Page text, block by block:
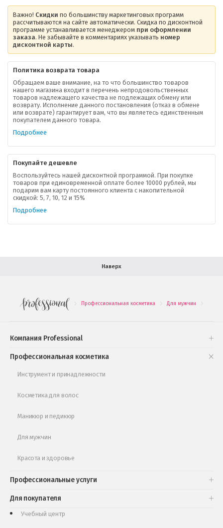
Важно! Скидки по большинству маркетинговых программ
рассчитываются на сайте автоматически. Скидка по дисконтной
программе устанавливается менеджером при оформлении
заказа. Не забывайте в комментариях указывать номер
дисконтной карты.
Политика возврата товара
Обращаем ваше внимание, на то что большинство товаров
нашего магазина входит в перечень непродовольственных
товаров надлежащего качества не подлежащих обмену или
возврату. Исполнение данного постановления (отказ в обмене
или возврате) гарантирует вам, что вы являетесь единственным
покупателем данного товара.
Подробнее
Покупайте дешевле
Воспользуйтесь нашей дисконтной программой. При покупке
товаров при единовременной оплате более 10000 рублей, мы
подарим вам карту постоянного клиента с накопительной
скидкой: 5, 7, 10, 12 и 15%
Подробнее
Наверх
. Профессиональная косметика . Для мужчин .
Компания Professional
О компании
Ваша скидка
Контактная информация
В помощь покупателю
Форма обратной связи
Профессиональная косметика
Инструмент и принадлежности
Косметика для волос
Маникюр и педикюр
Для мужчин
Красота и здоровье
Профессиональные услуги
Для покупателя
Подарочные наборы
Обучающее видео
Учебный центр